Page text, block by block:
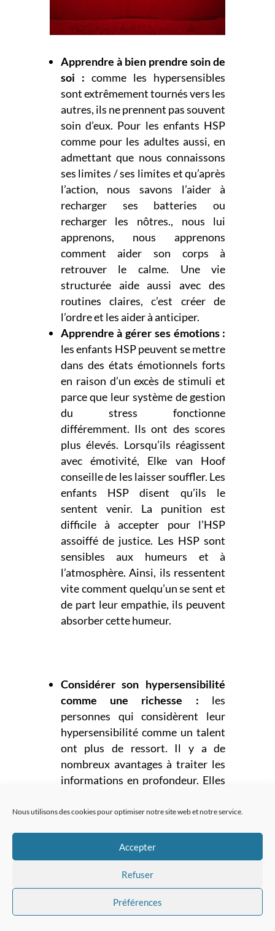
Nous utilisons des cookies pour optimiser notre site web et notre service.
Accepter
Refuser
Préférences
Apprendre à bien prendre soin de
soi : comme les hypersensibles
sont extrêmement tournés vers les
autres, ils ne prennent pas souvent
soin d’eux. Pour les enfants HSP
comme pour les adultes aussi, en
admettant que nous connaissons
ses limites / ses limites et qu’après
l’action, nous savons l’aider à
recharger ses batteries ou
recharger les nôtres., nous lui
apprenons, nous apprenons
comment aider son corps à
retrouver le calme. Une vie
structurée aide aussi avec des
routines claires, c’est créer de
l’ordre et les aider à anticiper.
Apprendre à gérer ses émotions :
les enfants HSP peuvent se mettre
dans des états émotionnels forts
en raison d’un excès de stimuli et
parce que leur système de gestion
du stress fonctionne
différemment. Ils ont des scores
plus élevés. Lorsqu’ils réagissent
avec émotivité, Elke van Hoof
conseille de les laisser souffler. Les
enfants HSP disent qu’ils le
sentent venir. La punition est
difficile à accepter pour l’HSP
assoiffé de justice. Les HSP sont
sensibles aux humeurs et à
l’atmosphère. Ainsi, ils ressentent
vite comment quelqu’un se sent et
de part leur empathie, ils peuvent
absorber cette humeur.
Considérer son hypersensibilité
comme une richesse : les
personnes qui considèrent leur
hypersensibilité comme un talent
ont plus de ressort. Il y a de
nombreux avantages à traiter les
informations en profondeur. Elles
facilement, ont l’œil pour le détail
empathiques. Les hypersensibles
apprécient les choses plus
intensément, peuvent se
consacrer intégralement à une